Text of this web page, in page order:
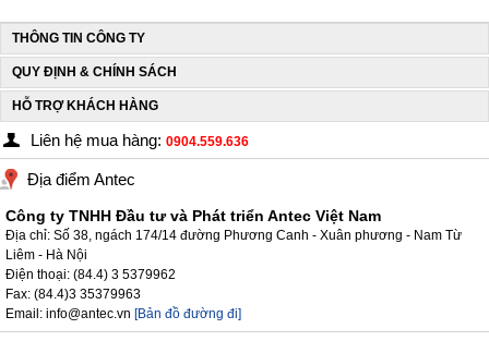
THÔNG TIN CÔNG TY
QUY ĐỊNH & CHÍNH SÁCH
HỖ TRỢ KHÁCH HÀNG
Liên hệ mua hàng: 0904.559.636
Địa điểm Antec
Công ty TNHH Đầu tư và Phát triển Antec Việt Nam
Địa chỉ: Số 38, ngách 174/14 đường Phương Canh - Xuân phương - Nam Từ
Liêm - Hà Nội
Điện thoại: (84.4) 3 5379962
Fax: (84.4)3 35379963
Email: info@antec.vn [Bản đồ đường đi]